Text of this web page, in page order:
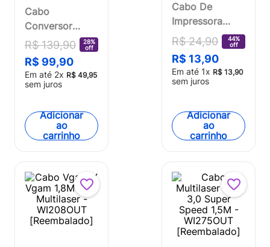
Cabo
Conversor
HDMI para VGA
1,5m -
WI269OUT
[Reembalado]
R$ 139,90
28%
off
R$ 99,90
Em até 2x R$ 49,95
sem juros
Adicionar
ao
carrinho
Cabo De
Impressora
Multilaser USB -
WI273OUT
[Reembalado]
R$ 24,90
44%
off
R$ 13,90
Em até 1x R$ 13,90
sem juros
Adicionar
ao
carrinho